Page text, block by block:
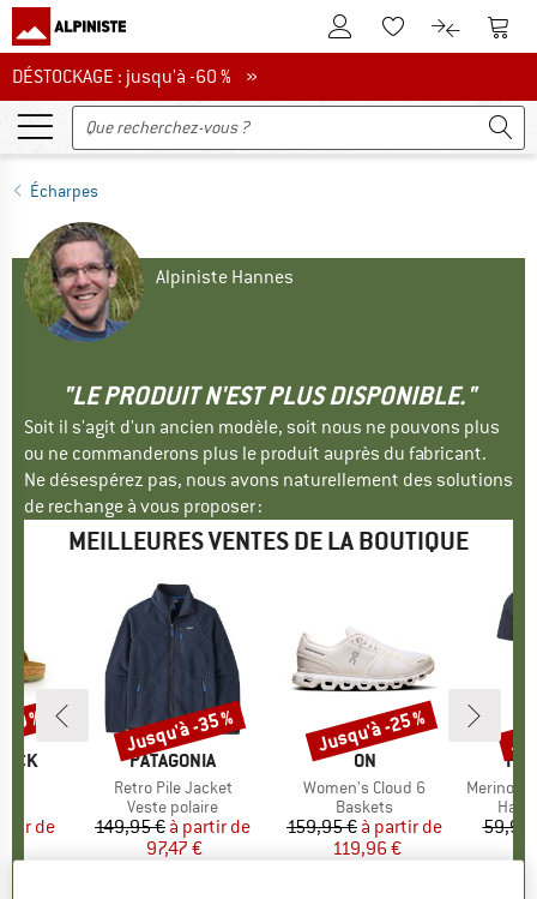
Vers le compte client
Vers la liste
Vers le
DÉSTOCKAGE : jusqu'à -60 %
DÉSTOCKAGE : jusqu'à -60 % »
Écharpes
Alpiniste Hannes
"LE PRODUIT N'EST PLUS DISPONIBLE."
Soit il s'agit d'un ancien modèle, soit nous ne pouvons plus
ou ne commanderons plus le produit auprès du fabricant.
Ne désespérez pas, nous avons naturellement des solutions
de rechange à vous proposer :
MEILLEURES VENTES DE LA BOUTIQUE
réduit
de
%
MARQUE
PATAGONIA
Article
Retro Pile Jacket
Product group
Veste polaire
Prix
149,95 € Prix réduit
à partir de
97,47 €
Remise
Jusqu'à -35 %
MARQUE
ON
Article
Women's Cloud 6
Product group
Baskets
Prix
159,95 € Prix réduit
à partir de
119,96 €
Remise
Jusqu'à -25 %
Article
MerinoMix150
Haut
59,95